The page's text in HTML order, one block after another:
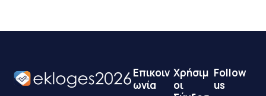
Επικοιν
ωνία
Χρήσιμ
οι
Follow
us